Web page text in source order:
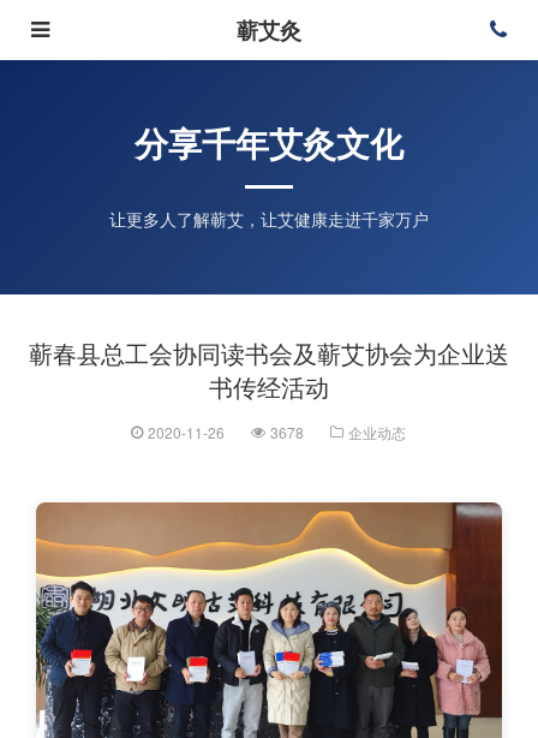
蕲艾灸
分享千年艾灸文化
让更多人了解蕲艾，让艾健康走进千家万户
蕲春县总工会协同读书会及蕲艾协会为企业送
书传经活动
2020-11-26 3678 企业动态